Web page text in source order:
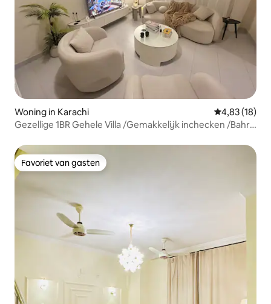
Woning in Karachi Gemiddelde
4,83 (18)
Gezellige 1BR Gehele Villa /Gemakkelijk inchecken /Bahria
Favoriet van gasten
Favoriet van gasten